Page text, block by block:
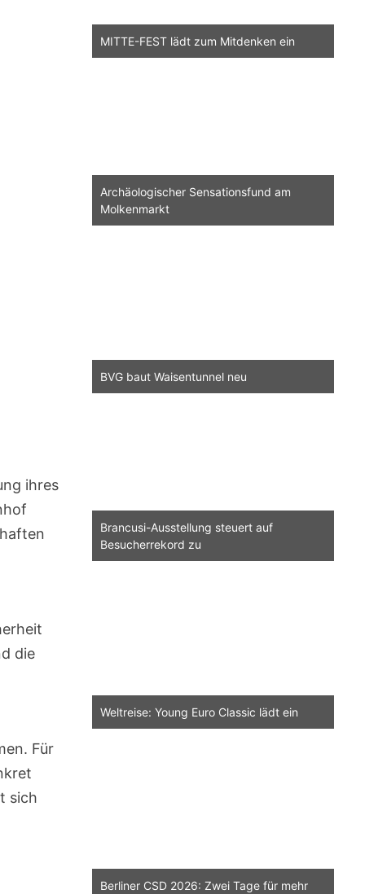
ihres
die
Für
sich
MITTE-FEST lädt zum Mitdenken ein
Archäologischer Sensationsfund am
Molkenmarkt
BVG baut Waisentunnel neu
Brancusi-Ausstellung steuert auf
Besucherrekord zu
Weltreise: Young Euro Classic lädt ein
Berliner CSD 2026: Zwei Tage für mehr